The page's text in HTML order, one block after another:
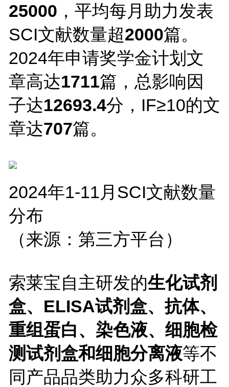
25000 ，平均每月助力发表
SCI文献数量超2000篇。
2024年申请奖学金计划文
章高达1711篇，总影响因
子达12693.4分，IF≥10的文
章达707篇。
2024年1-11月SCI文献数量
分布
（来源：第三方平台）
索莱宝自主研发的生化试剂
盒、ELISA试剂盒、抗体、
重组蛋白、染色液、细胞检
测试剂盒和细胞分离液等不
同产品品类助力众多科研工